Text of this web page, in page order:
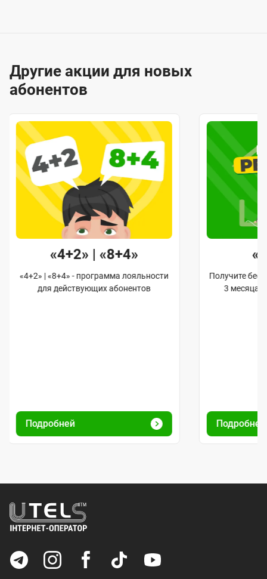
Другие акции для новых
абонентов
«4+2» | «8+4»
«4+2» | «8+4» - программа лояльности
для действующих абонентов
Подробней
Получите
3 месяца
Подробней